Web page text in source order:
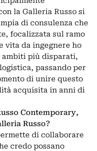
la Galleria Russo si
di consulenza che
focalizzata sul ramo
vita da ingegnere ho
ambiti più disparati,
passando per
di unire questo
acquisita in anni di
Contemporary,
Russo?
di collaborare
credo possano